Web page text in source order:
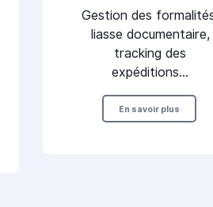
Gestion des
liasse documentaire,
tracking des
expéditions…
En savoir plus